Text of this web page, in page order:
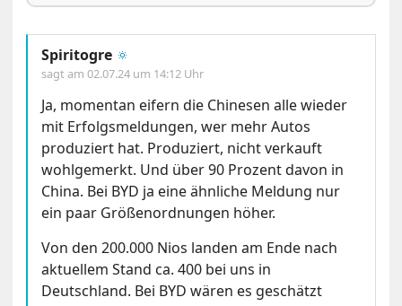
Spiritogre 🔅
sagt am02.07.24 um 14:12 Uhr
Ja, momentan eifern die Chinesen alle wieder
mit Erfolgsmeldungen, wer mehr Autos
produziert hat. Produziert, nicht verkauft
wohlgemerkt. Und über 90 Prozent davon in
China. Bei BYD ja eine ähnliche Meldung nur
ein paar Größenordnungen höher.
Von den 200.000 Nios landen am Ende nach
aktuellem Stand ca. 400 bei uns in
Deutschland. Bei BYD wären es geschätzt